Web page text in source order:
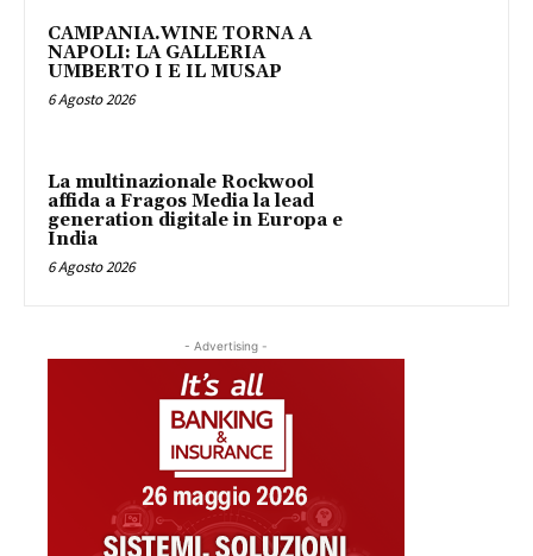
CAMPANIA.WINE TORNA A
NAPOLI: LA GALLERIA
UMBERTO I E IL MUSAP
6 Agosto 2026
La multinazionale Rockwool
affida a Fragos Media la lead
generation digitale in Europa e
India
6 Agosto 2026
- Advertising -